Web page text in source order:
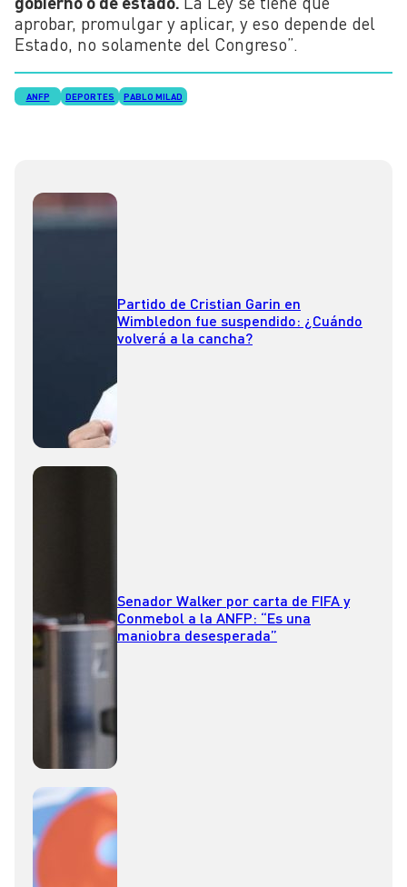
aprobar, promulgar y aplicar, y eso depende del
Estado, no solamente del Congreso”.
ANFP DEPORTES PABLO MILAD
Partido de Cristian Garin en
Wimbledon fue suspendido: ¿Cuándo
volverá a la cancha?
Senador Walker por carta de FIFA y
Conmebol a la ANFP: “Es una
maniobra desesperada”